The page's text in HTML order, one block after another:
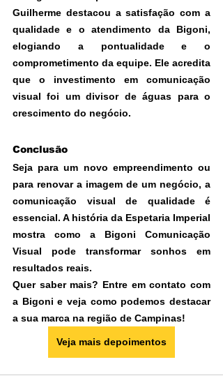
Guilherme destacou a satisfação com a
qualidade e o atendimento da Bigoni,
elogiando a pontualidade e o
comprometimento da equipe. Ele acredita
que o investimento em comunicação
visual foi um divisor de águas para o
crescimento do negócio.
Conclusão
Seja para um novo empreendimento ou
para renovar a imagem de um negócio, a
comunicação visual de qualidade é
essencial. A história da Espetaria Imperial
mostra como a Bigoni Comunicação
Visual pode transformar sonhos em
resultados reais.
Quer saber mais? Entre em contato com
a Bigoni e veja como podemos destacar
a sua marca na região de Campinas!
Veja mais depoimentos